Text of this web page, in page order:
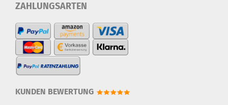
ZAHLUNGSARTEN
KUNDEN BEWERTUNG